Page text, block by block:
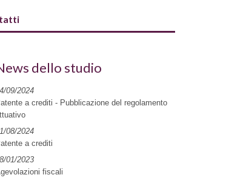
dello studio
09/2024
a crediti - Pubblicazione del regolamento
08/2024
a crediti
01/2023
fiscali